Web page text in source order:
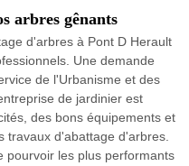
arbres gênants
d'arbres à Pont D Herault
Une demande
de l'Urbanisme et des
de jardinier est
des bons équipements et
travaux d'abattage d'arbres.
pourvoir les plus performants